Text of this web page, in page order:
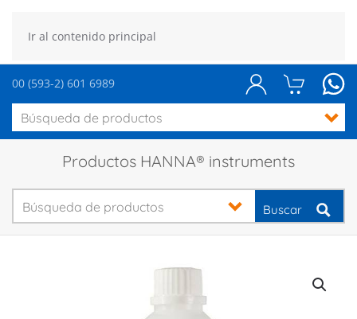
Ir al contenido principal
00 (593-2) 601 6989
Productos HANNA® instruments
Buscar